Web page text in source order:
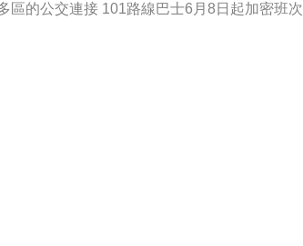
區的公交連接 101路線巴士6月8日起加密班次